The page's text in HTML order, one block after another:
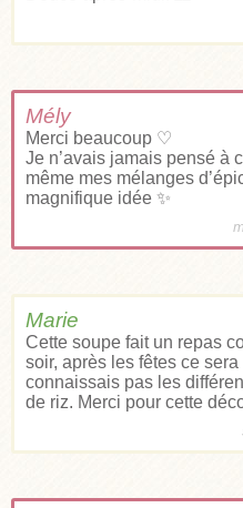
Mély
Merci beaucoup ♡
Je n’avais jamais pensé à
même mes mélanges
magnifique idée ✨
Marie
Cette soupe fait un repas
soir, après les fêtes ce
connaissais pas les
de riz. Merci pour cette